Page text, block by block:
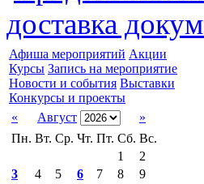
доставка
Афиша мероприятий Акции
Курсы Запись на мероприятие
Новости и события Выставки
Конкурсы и проекты
«
Август
»
Пн. Вт. Ср. Чт. Пт. Сб. Вс.
1
2
3
4 5 6 7 8
9